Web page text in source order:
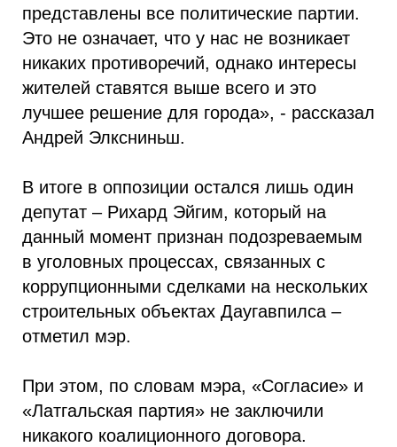
представлены все политические партии.
Это не означает, что у нас не возникает
никаких противоречий, однако интересы
жителей ставятся выше всего и это
лучшее решение для города», - рассказал
Андрей Элксниньш.
В итоге в оппозиции остался лишь один
депутат – Рихард Эйгим, который на
данный момент признан подозреваемым
в уголовных процессах, связанных с
коррупционными сделками на нескольких
строительных объектах Даугавпилса –
отметил мэр.
При этом, по словам мэра, «Согласие» и
«Латгальская партия» не заключили
никакого коалиционного договора.